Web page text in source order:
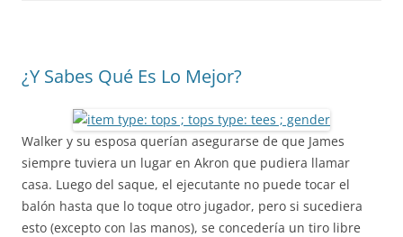
¿Y Sabes Qué Es Lo Mejor?
Walker y su esposa querían asegurarse de que James
siempre tuviera un lugar en Akron que pudiera llamar
casa. Luego del saque, el ejecutante no puede tocar el
balón hasta que lo toque otro jugador, pero si sucediera
esto (excepto con las manos), se concedería un tiro libre